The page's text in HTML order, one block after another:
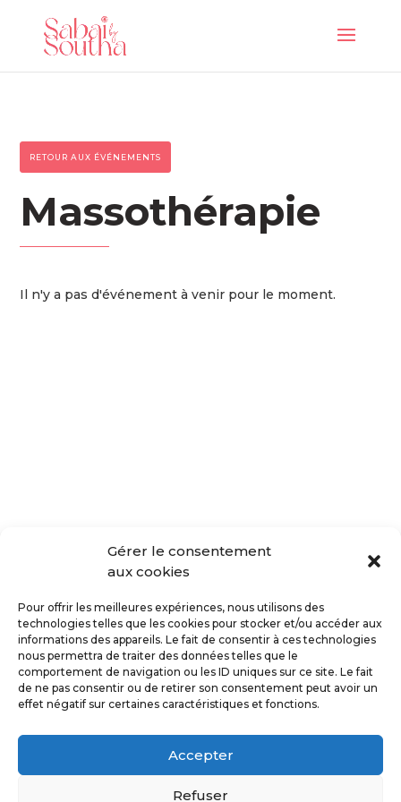
Gérer le consentement
aux cookies
Pour offrir les meilleures expériences, nous utilisons des
technologies telles que les cookies pour stocker et/ou accéder aux
informations des appareils. Le fait de consentir à ces technologies
nous permettra de traiter des données telles que le
comportement de navigation ou les ID uniques sur ce site. Le fait
de ne pas consentir ou de retirer son consentement peut avoir un
effet négatif sur certaines caractéristiques et fonctions.
Accepter
Refuser
RETOUR AUX ÉVÉNEMENTS
Massothérapie
Il n'y a pas d'événement à venir pour le moment.